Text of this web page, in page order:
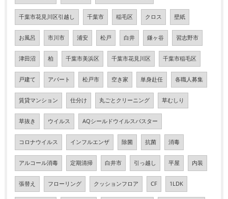
千葉市花見川区引越し 千葉市 稲毛区 クロス 壁紙
お風呂 市川市 浦安 松戸 白井 鎌ヶ谷 習志野市
津田沼 柏 千葉市美浜区 千葉市花見川区 千葉市稲毛区
戸建て アパート 松戸市 空き家 単身赴任 各職人募集
賃貸マンション 仕分け 丸ごとクリーニング 草むしり
草抜き ウイルス AQシールドウイルスバスター
コロナウイルス インフルエンザ 除菌 抗菌 消毒
アルコール消毒 定期清掃 白井市 引っ越し 平屋 内装
張替え フローリング クッションフロア CF 1LDK